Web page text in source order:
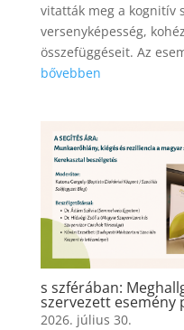
vitatták meg a kognitív
versenyképesség,
összefüggéseit. Az
bővebben
s szférában:
szervezett esemény
2026. július 30.